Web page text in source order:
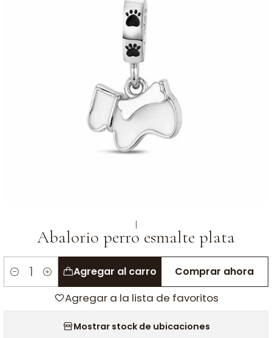
|
Abalorio perro esmalte plata
Cantidad
Agregar al carro Comprar ahora
Agregar a la lista de favoritos
Mostrar stock de ubicaciones